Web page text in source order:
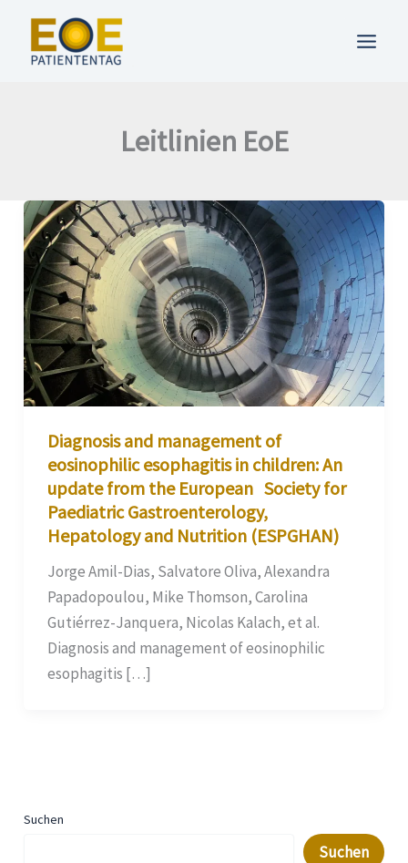
springen
Leitlinien EoE
Diagnosis and management of
eosinophilic esophagitis in children: An
update from the European Society for
Paediatric Gastroenterology,
Hepatology and Nutrition (ESPGHAN)
Jorge Amil-Dias, Salvatore Oliva, Alexandra
Papadopoulou, Mike Thomson, Carolina
Gutiérrez-Janquera, Nicolas Kalach, et al.
Diagnosis and management of eosinophilic
esophagitis […]
Suchen
Suchen